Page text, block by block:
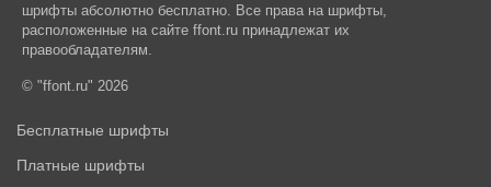
шрифты абсолютно бесплатно. Все права на шрифты,
расположенные на сайте ffont.ru принадлежат их
правообладателям.
© "ffont.ru" 2026
Бесплатные шрифты
Платные шрифты